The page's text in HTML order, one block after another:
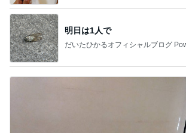
明日は1人で
だいたひかるオフィシャルブログ